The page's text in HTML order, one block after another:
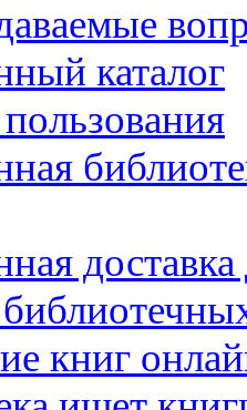
каталог
книг